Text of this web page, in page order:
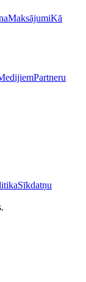
MaksājumiKā
Partneru
Sīkdatņu